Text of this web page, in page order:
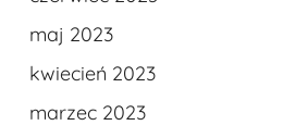
maj 2023
kwiecień 2023
marzec 2023